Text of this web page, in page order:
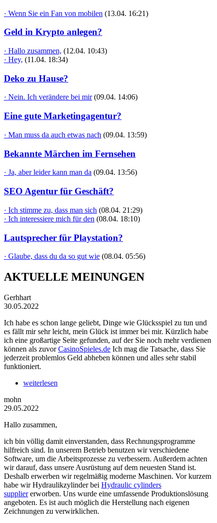
· Wenn Sie ein Fan von mobilen (13.04. 16:21)
Geld in Krypto anlegen?
· Hallo zusammen, (12.04. 10:43)
· Hey, (11.04. 18:34)
Deko zu Hause?
· Nein. Ich verändere bei mir (09.04. 14:06)
Eine gute Marketingagentur?
· Man muss da auch etwas nach (09.04. 13:59)
Bekannte Märchen im Fernsehen
· Ja, aber leider kann man da (09.04. 13:56)
SEO Agentur für Geschäft?
· Ich stimme zu, dass man sich (08.04. 21:29)
· Ich interessiere mich für den (08.04. 18:10)
Lautsprecher für Playstation?
· Glaube, dass du da so gut wie (08.04. 05:56)
AKTUELLE MEINUNGEN
Gerhhart
30.05.2022
Ich habe es schon lange geliebt, Dinge wie Glücksspiel zu tun und
es fällt mir sehr leicht, mein Glück ist immer bei mir. Kürzlich habe
ich eine großartige Seite gefunden, auf der Sie noch mehr verdienen
können als zuvorCasinoSpieles.de Ich mag die Tatsache, dass Sie
jederzeit problemlos Geld abheben können und alles sehr stabil
funktioniert.
weiterlesen
mohn
29.05.2022
Hallo zusammen,
ich bin völlig damit einverstanden, dass Rechnungsprogramme
hilfreich sind. In unserem Betrieb benutzen wir verschiedene
Software, um die Arbeitsprozesse zu verbessern. Außerdem achten
wir darauf, dass unsere Ausrüstung auf dem neuesten Stand ist.
Deshalb erwerben wir regelmäßig moderne Maschinen. Vor kurzem
habe wir Hydraulikzylinder bei Hydraulic cylinders
suppliererworben. Uns wurde eine umfassende Produktionslösung
angeboten. Es ist auch möglich die Herstellung nach eigenen
Zeichnungen zu verwirklichen.